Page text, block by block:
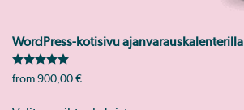
WordPress-kotisivu ajanvarauskalenterilla
from900,00€